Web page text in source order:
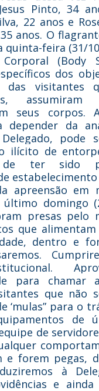
Pinto, 34
22 anos e
anos. O
quinta-feira (31/
(Body
dos
das visitantes
seus corpos.
depender da
pode
ilícito de
de ter sido
apreensão em
último domingo
presas pelo
que
dentro e
para chamar
que não
‘mulas” para o
de
de
e forem pegas,
à
e